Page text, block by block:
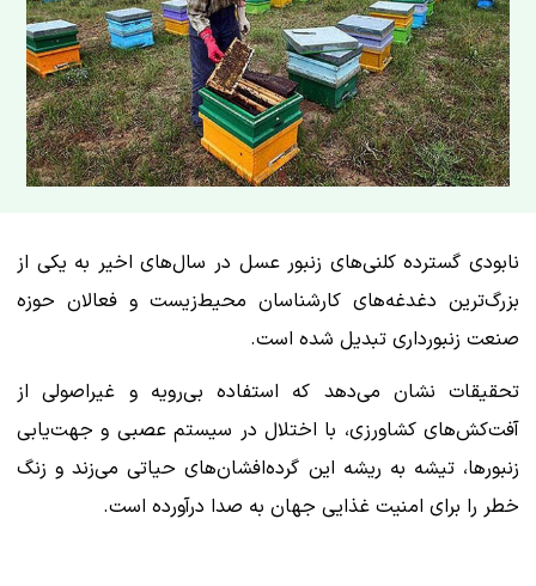
نابودی گسترده کلنی‌های زنبور عسل در سال‌های اخیر به یکی از
بزرگ‌ترین دغدغه‌های کارشناسان محیط‌زیست و فعالان حوزه
صنعت زنبورداری تبدیل شده است.
تحقیقات نشان می‌دهد که استفاده بی‌رویه و غیراصولی از
آفت‌کش‌های کشاورزی، با اختلال در سیستم عصبی و جهت‌یابی
زنبورها، تیشه به ریشه این گرده‌افشان‌های حیاتی می‌زند و زنگ
خطر را برای امنیت غذایی جهان به صدا درآورده است.